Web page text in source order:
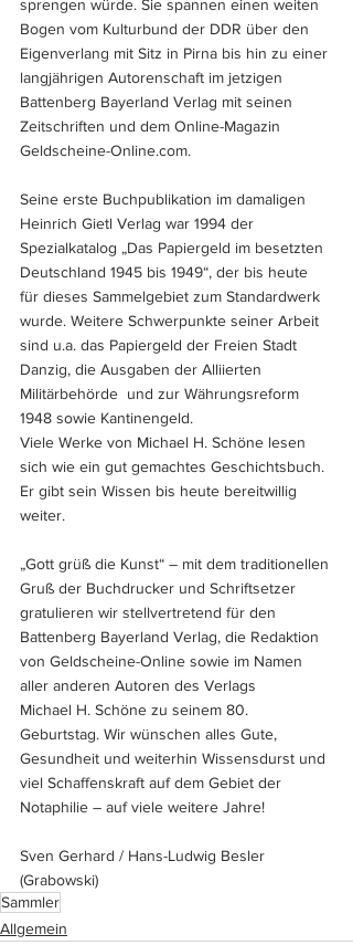
sprengen würde. Sie spannen einen weiten
Bogen vom Kulturbund der DDR über den
Eigenverlang mit Sitz in Pirna bis hin zu einer
langjährigen Autorenschaft im jetzigen
Battenberg Bayerland Verlag mit seinen
Zeitschriften und dem Online-Magazin
Geldscheine-Online.com.
Seine erste Buchpublikation im damaligen
Heinrich Gietl Verlag war 1994 der
Spezialkatalog „Das Papiergeld im besetzten
Deutschland 1945 bis 1949“, der bis heute
für dieses Sammelgebiet zum Standardwerk
wurde. Weitere Schwerpunkte seiner Arbeit
sind u.a. das Papiergeld der Freien Stadt
Danzig, die Ausgaben der Alliierten
Militärbehörde  und zur Währungsreform
1948 sowie Kantinengeld.
Viele Werke von Michael H. Schöne lesen
sich wie ein gut gemachtes Geschichtsbuch.
Er gibt sein Wissen bis heute bereitwillig
weiter.
„Gott grüß die Kunst“ – mit dem traditionellen
Gruß der Buchdrucker und Schriftsetzer
gratulieren wir stellvertretend für den
Battenberg Bayerland Verlag, die Redaktion
von Geldscheine-Online sowie im Namen
aller anderen Autoren des Verlags
Michael H. Schöne zu seinem 80.
Geburtstag. Wir wünschen alles Gute,
Gesundheit und weiterhin Wissensdurst und
viel Schaffenskraft auf dem Gebiet der
Notaphilie – auf viele weitere Jahre!
Sven Gerhard / Hans-Ludwig Besler
(Grabowski)
Sammler
Allgemein